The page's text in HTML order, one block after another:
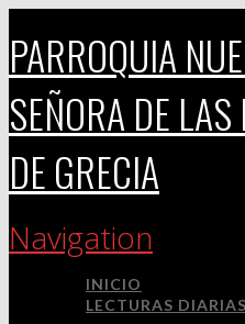
PARROQUIA
SEÑORA DE
DE GRECIA
Navigation
INICIO
LECTURAS